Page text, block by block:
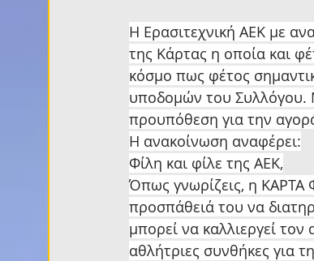
Η Ερασιτεχνική ΑΕΚ με
της Κάρτας η οποία και
κόσμο πως φέτος
υποδομών του Συλλόγου.
προυπόθεση για την
Η ανακοίνωση αναφέρει:
Φίλη και φίλε της ΑΕΚ,
Όπως γνωρίζεις, η ΚΑΡΤΑ
προσπάθειά του να
μπορεί να καλλιεργεί
αθλήτριες συνθήκες για